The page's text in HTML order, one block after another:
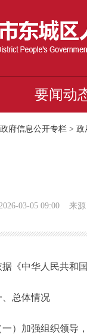
要闻动
政府信息公开专栏 > 政
03-05 09:00 来
中华人民共和国
总体情况
加强组织领导，